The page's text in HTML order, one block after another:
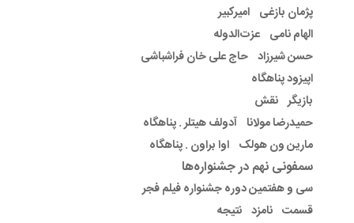
پژمان بازغی امیرکبیر
الهام نامی عزت‌الدوله
حسن شیرزاد حاج علی خان فراشباشی
اپیزود پناهگاه
بازیگر نقش
حمیدرضا مولانا آدولف هیتلر . پناهگاه
مارین ون هولک اوا براون . پناهگاه
سمفونی نهم در جشنواره‌ها
سی و هفتمین دوره جشنواره فیلم فجر
قسمت نامزد نتیجه